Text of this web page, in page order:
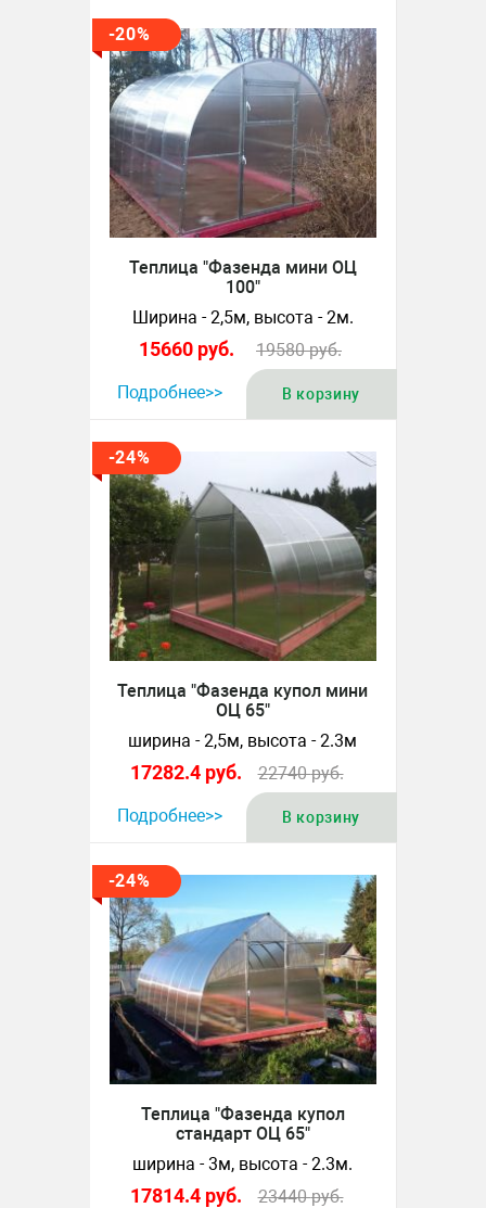
-20%
Теплица "Фазенда мини ОЦ
100"
Ширина - 2,5м, высота - 2м.
15660 руб. 19580руб.
Подробнее>> В корзину
-24%
Теплица "Фазенда купол мини
ОЦ 65"
ширина - 2,5м, высота - 2.3м
17282.4 руб. 22740руб.
Подробнее>> В корзину
-24%
Теплица "Фазенда купол
стандарт ОЦ 65"
ширина - 3м, высота - 2.3м.
17814.4 руб. 23440руб.